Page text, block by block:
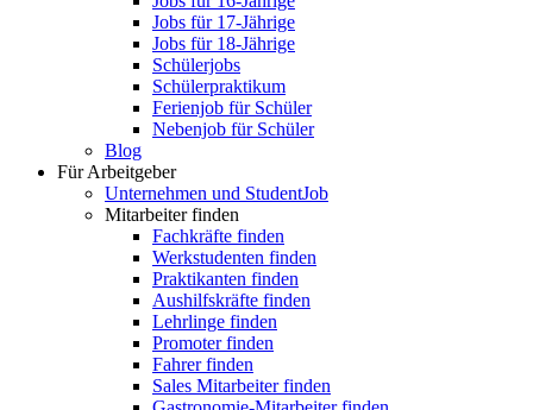
Jobs für 17-Jährige
Jobs für 18-Jährige
Schülerjobs
Schülerpraktikum
Ferienjob für Schüler
Nebenjob für Schüler
Blog
Für Arbeitgeber
Unternehmen und StudentJob
Mitarbeiter finden
Fachkräfte finden
Werkstudenten finden
Praktikanten finden
Aushilfskräfte finden
Lehrlinge finden
Promoter finden
Fahrer finden
Sales Mitarbeiter finden